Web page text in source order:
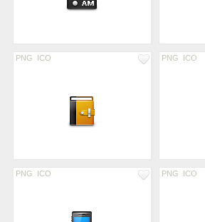
PNG ICO PNG ICO
PNG ICO PNG ICO